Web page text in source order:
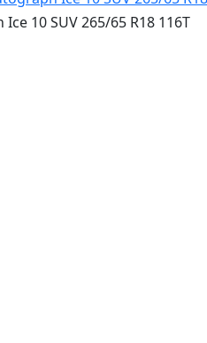
10 SUV 265/65 R18 116T